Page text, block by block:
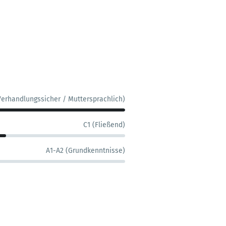
/ Muttersprachlich)
C1 (Fließend)
A1-A2 (Grundkenntnisse)